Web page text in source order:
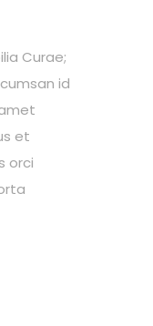
Curae;
id
et
orci